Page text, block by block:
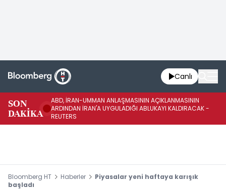
Canlı
SON
DAKİKA
ABD, İRAN-UMMAN ANLAŞMASININ AÇIKLANMASININ
ARDINDAN İRAN'A UYGULADIĞI ABLUKAYI KALDIRACAK -
REUTERS
Bloomberg HT Haberler
Piyasalar yeni haftaya karışık
başladı